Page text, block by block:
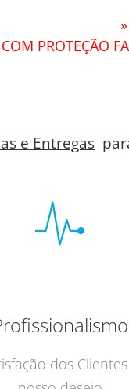
COM PROTEÇÃO
e Entregas
dos